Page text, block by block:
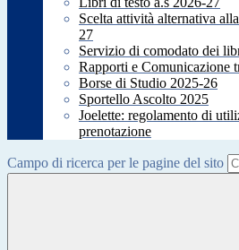
Scelta attività alternativa
27
Servizio di comodato dei
Rapporti e Comunicazione
Borse di Studio 2025-26
Sportello Ascolto 2025
Joelette: regolamento di
prenotazione
Campo di ricerca per le pagine del sito